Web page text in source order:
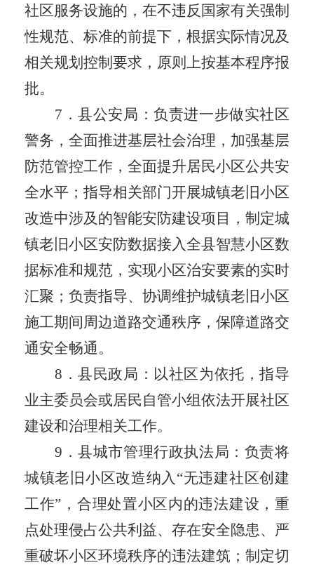
社区服务设施的，在不违反国家有关强制
性规范、标准的前提下，根据实际情况及
相关规划控制要求，原则上按基本程序报
批。
7 ．县公安局：负责进一步做实社区
警务，全面推进基层社会治理，加强基层
防范管控工作，全面提升居民小区公共安
全水平；指导相关部门开展城镇老旧小区
改造中涉及的智能安防建设项目，制定城
镇老旧小区安防数据接入全县智慧小区数
据标准和规范，实现小区治安要素的实时
汇聚 ； 负责指导、协调维护城镇老旧小区
施工期间周边道路交通秩序，保障道路交
通安全畅通。
8 ．县民政局：以社区为依托，指导
业主委员会或居民自管小组依法开展社区
建设和治理相关工作。
9 ．县城市管理行政执法局：负责将
城镇老旧小区改造纳入 “无违建社区创建
工作” ，合理处置小区内的违法建设，重
点处理侵占公共利益、存在安全隐患、严
重破坏小区环境秩序的违法建筑 ； 制定切